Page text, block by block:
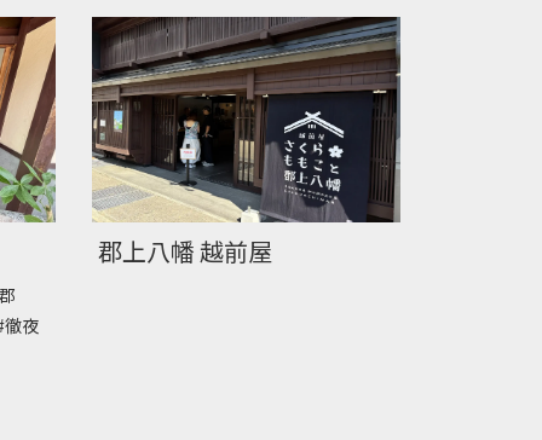
徹夜
郡上八幡 越前屋